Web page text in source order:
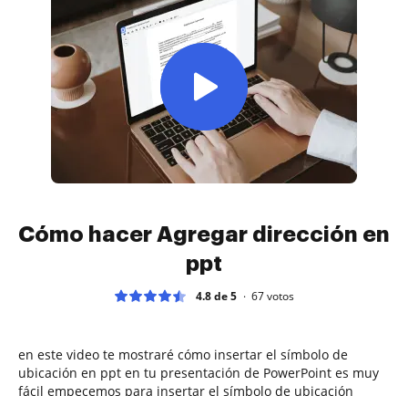
Cómo hacer Agregar dirección en
ppt
4.8 de 5 67votos
en este video te mostraré cómo insertar el símbolo de
ubicación en ppt en tu presentación de PowerPoint es muy
fácil empecemos para insertar el símbolo de ubicación